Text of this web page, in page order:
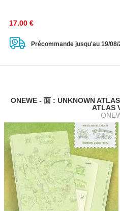
17.00 €
Précommande jusqu'au 19/08/
ONEWE - 面 : UNKNOWN
ATLAS